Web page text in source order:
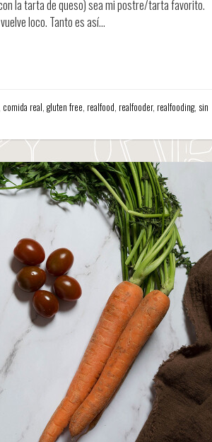
la tarta de queso) sea mi postre/tarta favorito.
loco. Tanto es así…
comida real, gluten free, realfood, realfooder, realfooding, sin